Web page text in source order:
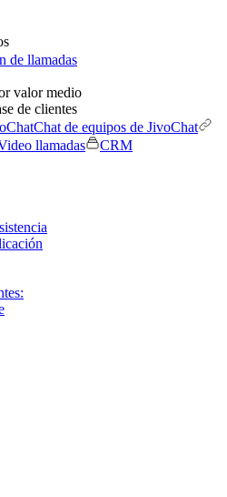
de llamadas
valor medio
de clientes
Chat de equipos de JivoChat
llamadas
CRM